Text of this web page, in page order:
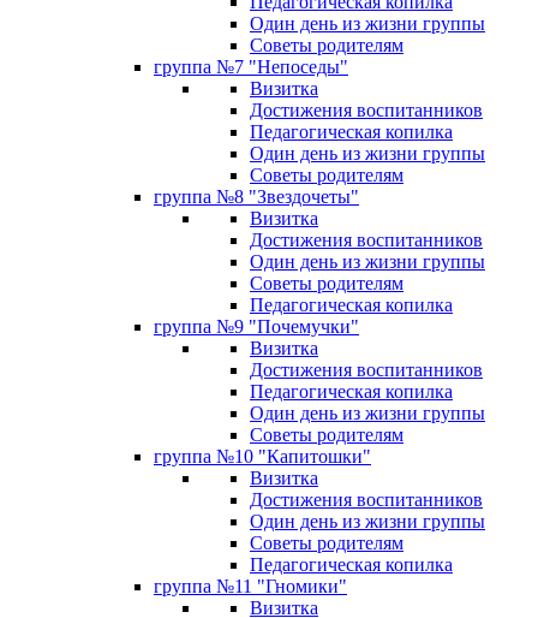
Один день из жизни группы
Советы родителям
группа №7 "Непоседы"
Визитка
Достижения воспитанников
Педагогическая копилка
Один день из жизни группы
Советы родителям
группа №8 "Звездочеты"
Визитка
Достижения воспитанников
Один день из жизни группы
Советы родителям
Педагогическая копилка
группа №9 "Почемучки"
Визитка
Достижения воспитанников
Педагогическая копилка
Один день из жизни группы
Советы родителям
группа №10 "Капитошки"
Визитка
Достижения воспитанников
Один день из жизни группы
Советы родителям
Педагогическая копилка
группа №11 "Гномики"
Визитка